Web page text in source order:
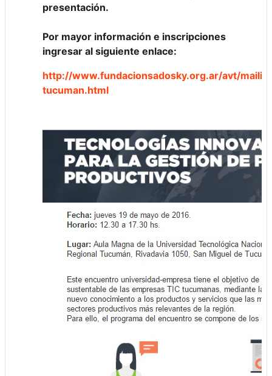
presentación.
Por mayor información e inscripciones
ingresar al siguiente enlace:
http://www.fundacionsadosky.org.ar/avt/
tucuman.html